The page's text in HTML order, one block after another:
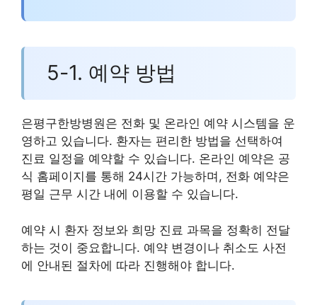
5-1. 예약 방법
은평구한방병원은 전화 및 온라인 예약 시스템을 운
영하고 있습니다. 환자는 편리한 방법을 선택하여
진료 일정을 예약할 수 있습니다. 온라인 예약은 공
식 홈페이지를 통해 24시간 가능하며, 전화 예약은
평일 근무 시간 내에 이용할 수 있습니다.
예약 시 환자 정보와 희망 진료 과목을 정확히 전달
하는 것이 중요합니다. 예약 변경이나 취소도 사전
에 안내된 절차에 따라 진행해야 합니다.